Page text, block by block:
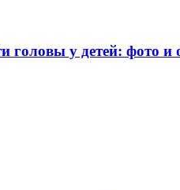
головы у детей: фото